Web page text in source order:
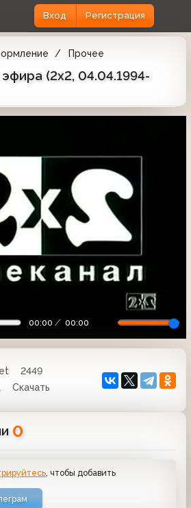
Вход Регистрация
Прочее
(2x2, 04.04.1994-
00:00 00:00
2449
Скачать
0
, чтобы добавить